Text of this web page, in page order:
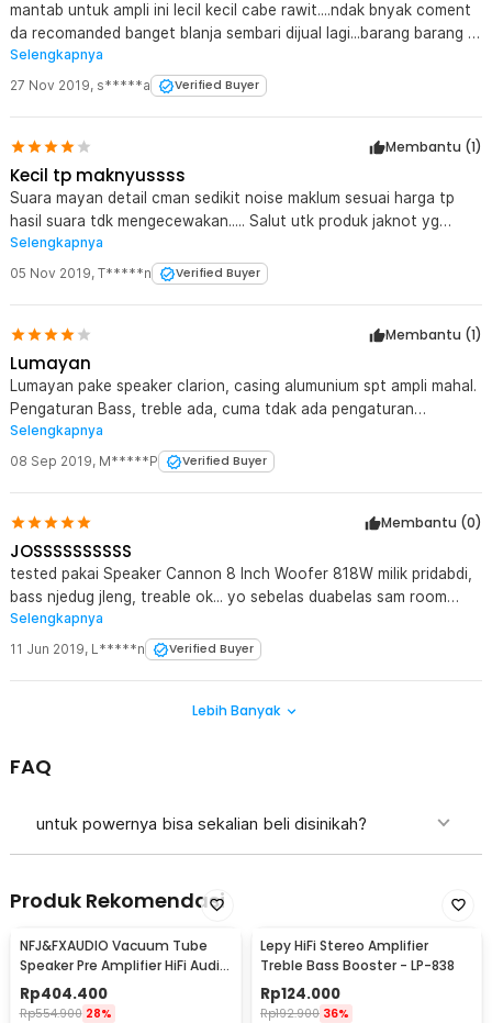
mantab untuk ampli ini lecil kecil cabe rawit....ndak bnyak coment
da recomanded banget blanja sembari dijual lagi...barang barang di
jaknot juossss sitimewa bangets...tambah lagi
produknya...sepatu,dll dan tetap dipertahankan untuk layanan dan
kwalitas barangnya....ada pilihan star 10 aku pilih star 10 deh...
Selengkapnya
27 Nov 2019, s*****a Verified Buyer
Membantu (1)
Kecil tp maknyussss
Suara mayan detail cman sedikit noise maklum sesuai harga tp
hasil suara tdk mengecewakan..... Salut utk produk jaknot yg
murah tp josssss...... Puas belanja di Jaknot...... area Surabaya(baik
timur maupun barat)
Selengkapnya
05 Nov 2019, T*****n Verified Buyer
Membantu (1)
Lumayan
Lumayan pake speaker clarion, casing alumunium spt ampli mahal.
Pengaturan Bass, treble ada, cuma tdak ada pengaturan
midrange & balance. Suara optimal jika memakai power supply
minimal 3A. Worthed lah
Selengkapnya
08 Sep 2019, M*****P Verified Buyer
Membantu (0)
JOSSSSSSSSSS
tested pakai Speaker Cannon 8 Inch Woofer 818W milik pridabdi,
bass njedug jleng, treable ok... yo sebelas duabelas sam room
karokelah....
Selengkapnya
11 Jun 2019, L*****n Verified Buyer
Lebih Banyak
FAQ
untuk powernya bisa sekalian beli disinikah?
Produk Rekomendasi
NFJ&FXAUDIO Vacuum Tube
Speaker Pre Amplifier HiFi Audio
12V Low Noise - TUBE-03
Rp404.400
Rp554.900 28%
Lepy HiFi Stereo Amplifier
Treble Bass Booster - LP-838
Rp124.000
Rp192.900 36%